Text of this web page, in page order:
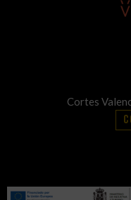
Cortes